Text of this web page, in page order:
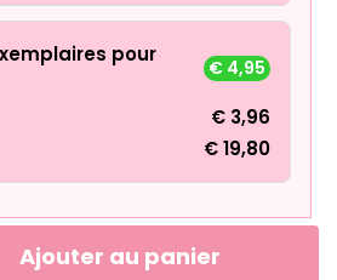
pour
€ 4,95
€ 3,96
€19,80
Ajouter au panier